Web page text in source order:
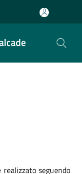
seguendo